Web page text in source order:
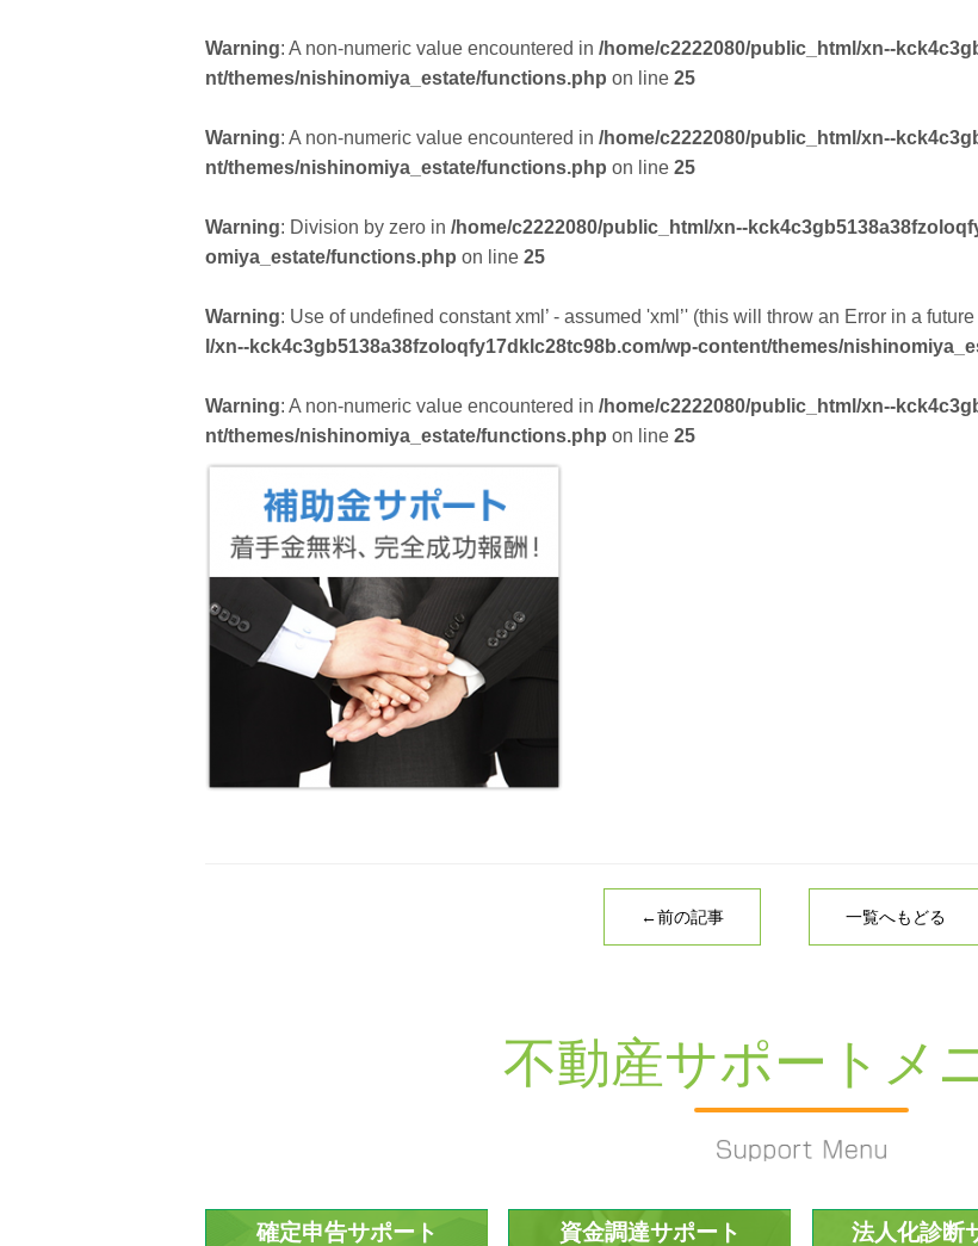
Warning: A non-numeric value encountered in /home/c2222080/public_html/xn--
nt/themes/nishinomiya_estate/functions.php on line 25
Warning: A non-numeric value encountered in /home/c2222080/public_html/xn--
nt/themes/nishinomiya_estate/functions.php on line 25
Warning: Division by zero in /home/c2222080/public_html/xn--
omiya_estate/functions.php on line 25
Warning: Use of undefined constant xml’ - assumed 'xml’' (this will throw an Error in a
l/xn--kck4c3gb5138a38fzoloqfy17dklc28tc98b.com/wp-content/themes/
Warning: A non-numeric value encountered in /home/c2222080/public_html/xn--
nt/themes/nishinomiya_estate/functions.php on line 25
←前の記事 一覧へもどる
不動産サポートメ
確定申告サポート 資金調達サポート 法人化診断